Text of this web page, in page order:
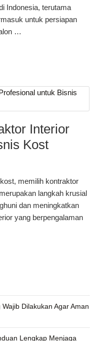
Indonesia, terutama
untuk persiapan
…
Interior
Kost
memilih kontraktor
langkah krusial
dan meningkatkan
yang berpengalaman
Dilakukan Agar Aman
Lengkap Menjaga